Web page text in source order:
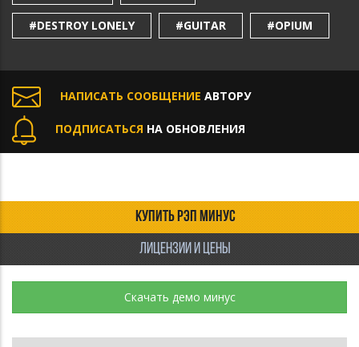
#DESTROY LONELY #GUITAR #OPIUM
НАПИСАТЬ СООБЩЕНИЕ АВТОРУ
ПОДПИСАТЬСЯ НА ОБНОВЛЕНИЯ
КУПИТЬ РЭП МИНУС
ЛИЦЕНЗИИ И ЦЕНЫ
Скачать демо минус